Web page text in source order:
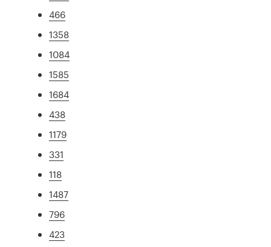
466
1358
1084
1585
1684
438
1179
331
118
1487
796
423